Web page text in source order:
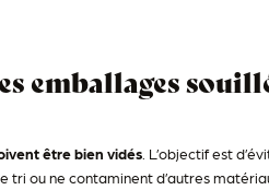
emballages
être bien vidés . L’objectif est
tri ou ne contaminent d’autres